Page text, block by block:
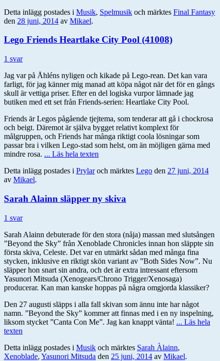
Detta inlägg postades i Musik, Spelmusik och märktes Final Fantasy
den 28 juni, 2014 av Mikael.
Lego Friends Heartlake City Pool (41008)
1 svar
Jag var på Åhléns nyligen och kikade på Lego-rean. Det kan vara
farligt, för jag känner mig manad att köpa något när det för en gångs
skull är vettiga priser. Efter en del logiska vurpor lämnade jag
butiken med ett set från Friends-serien: Heartlake City Pool.
Friends är Legos pågående tjejtema, som tenderar att gå i chockrosa
och beigt. Däremot är själva bygget relativt komplext för
målgruppen, och Friends har många riktigt coola lösningar som
passar bra i vilken Lego-stad som helst, om än möjligen gärna med
mindre rosa. ... Läs hela texten
Detta inlägg postades i Prylaroch märktes Lego den 27 juni, 2014
av Mikael.
Sarah Alainn släpper ny skiva
1 svar
Sarah Alainn debuterade för den stora (nåja) massan med slutsången
”Beyond the Sky” från Xenoblade Chronicles innan hon släppte sin
första skiva, Celeste. Det var en utmärkt sådan med många fina
stycken, inklusive en riktigt skön variant av ”Both Sides Now”. Nu
släpper hon snart sin andra, och det är extra intressant eftersom
Yasunori Mitsuda (Xenogears/Chrono Trigger/Xenosaga)
producerar. Kan man kanske hoppas på några omgjorda klassiker?
Den 27 augusti släpps i alla fall skivan som ännu inte har något
namn. ”Beyond the Sky” kommer att finnas med i en ny inspelning,
liksom stycket ”Canta Con Me”. Jag kan knappt vänta! ... Läs hela
texten
Detta inlägg postades i Musik och märktes Sarah Àlainn,
Xenoblade, Yasunori Mitsuda den 25 juni, 2014 av Mikael.